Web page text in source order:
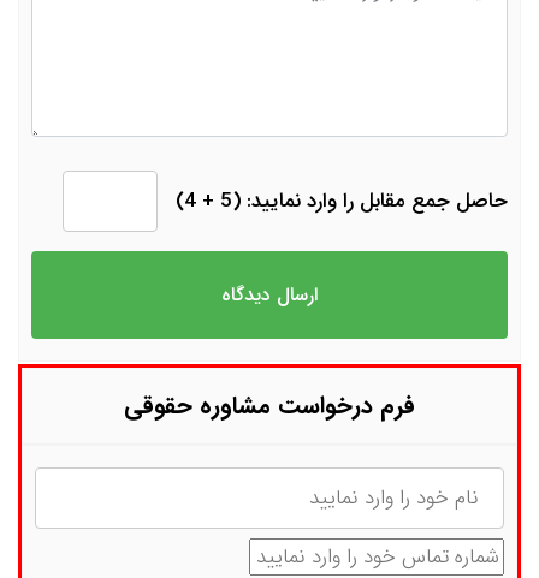
حاصل جمع مقابل را وارد نمایید: (5 + 4)
فرم درخواست مشاوره حقوقی
نام
شماره تماس